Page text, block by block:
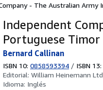
- The Australian Army
Independent
Portuguese
Bernard Callinan
ISBN 10: 0858593394 / ISBN 13:
Editorial: William Heinemann
Idioma: Inglés